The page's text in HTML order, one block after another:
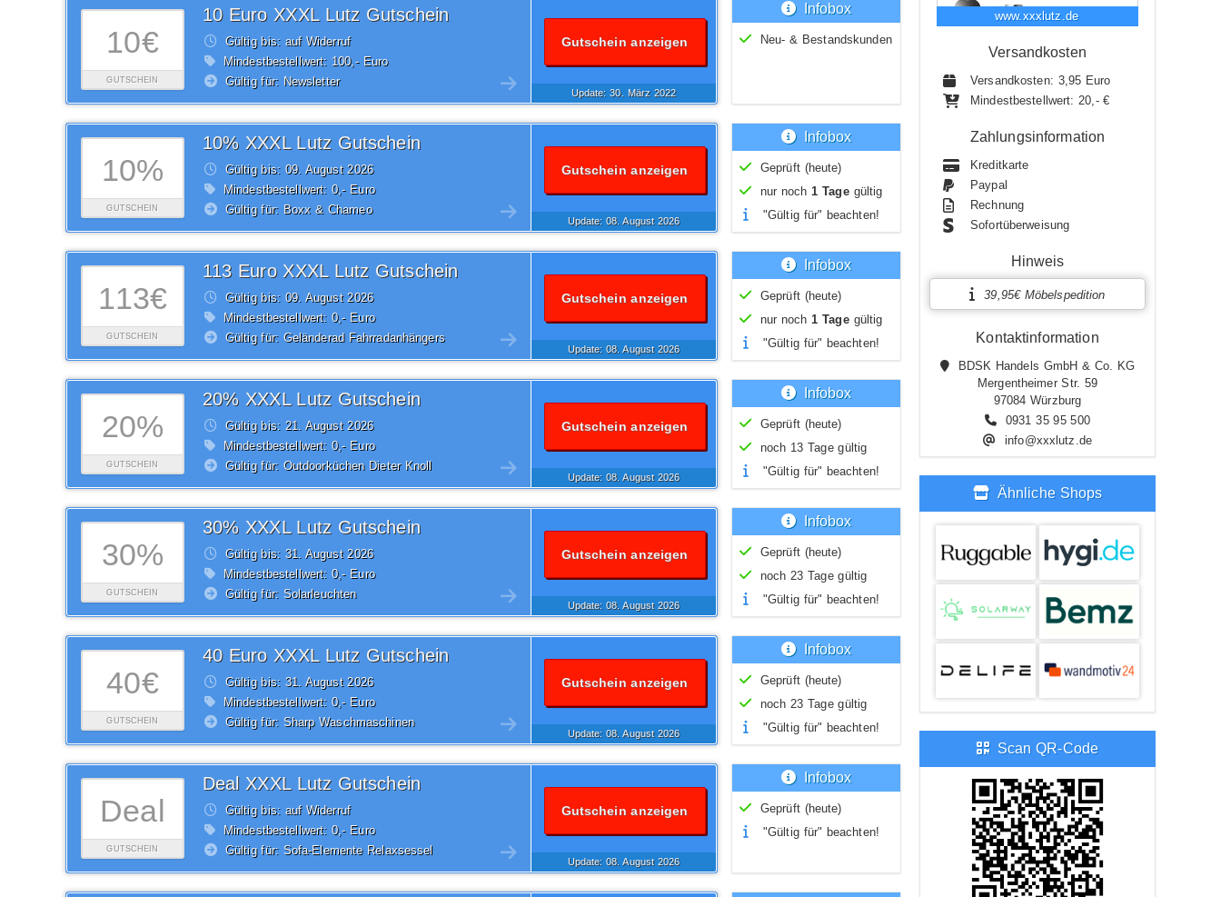
10€
GUTSCHEIN
10 Euro XXXL Lutz Gutschein
Gültig bis: auf Widerruf
Mindestbestellwert: 100,- Euro
Gültig für: Newsletter
Gutschein anzeigen
Update: 30. März 2022
Infobox
Neu- & Bestandskunden
10%
GUTSCHEIN
10% XXXL Lutz Gutschein
Gültig bis: 09. August2026
Mindestbestellwert: 0,- Euro
Gültig für: Boxx & Chameo
Gutschein anzeigen
Update: 08.August2026
Infobox
Geprüft (heute)
nur noch1 Tagegültig
"Gültig für" beachten!
113€
GUTSCHEIN
113 Euro XXXL Lutz Gutschein
Gültig bis: 09. August2026
Mindestbestellwert: 0,- Euro
Gültig für: Geländerad Fahrradanhängers
Gutschein anzeigen
Update: 08.August2026
Infobox
Geprüft (heute)
nur noch1 Tagegültig
"Gültig für" beachten!
20%
GUTSCHEIN
20% XXXL Lutz Gutschein
Gültig bis: 21. August2026
Mindestbestellwert: 0,- Euro
Gültig für: Outdoorküchen Dieter Knoll
Gutschein anzeigen
Update: 08.August2026
Infobox
Geprüft (heute)
noch 13 Tage gültig
"Gültig für" beachten!
30%
GUTSCHEIN
30% XXXL Lutz Gutschein
Gültig bis: 31. August2026
Mindestbestellwert: 0,- Euro
Gültig für: Solarleuchten
Gutschein anzeigen
Update: 08.August2026
Infobox
Geprüft (heute)
noch 23 Tage gültig
"Gültig für" beachten!
40€
GUTSCHEIN
40 Euro XXXL Lutz Gutschein
Gültig bis: 31. August2026
Mindestbestellwert: 0,- Euro
Gültig für: Sharp Waschmaschinen
Gutschein anzeigen
Update: 08.August2026
Infobox
Geprüft (heute)
noch 23 Tage gültig
"Gültig für" beachten!
Deal
GUTSCHEIN
Deal XXXL Lutz Gutschein
Gültig bis: auf Widerruf
Mindestbestellwert: 0,- Euro
Gültig für: Sofa-Elemente Relaxsessel
Gutschein anzeigen
Update: 08.August2026
Infobox
Geprüft (heute)
"Gültig für" beachten!
www.xxxlutz.de
Versandkosten
Versandkosten: 3,95 Euro
Mindestbestellwert: 20,- €
Zahlungsinformation
Kreditkarte
Paypal
Rechnung
Sofortüberweisung
Hinweis
39,95€ Möbelspedition
Kontaktinformation
BDSK Handels GmbH & Co. KG
Mergentheimer Str. 59
97084 Würzburg
0931 35 95 500
info@xxxlutz.de
Ähnliche Shops
Scan QR-Code